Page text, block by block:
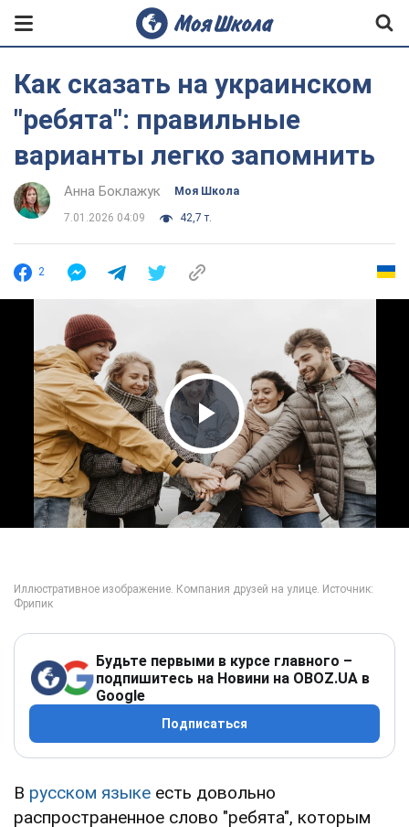
Как сказать на украинском
"ребята": правильные
варианты легко запомнить
Анна Боклажук Моя Школа
7.01.2026 04:09 42,7 т.
2
Play Video
Будьте первыми в курсе главного –
подпишитесь на Новини на OBOZ.UA в
Google
Подписаться
В русском языке есть довольно
распространенное слово "ребята", которым